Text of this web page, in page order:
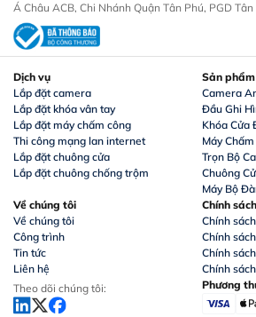
Về chúng tôi
Về chúng tôi
Công trình
Tin tức
Liên hệ
Theo dõi chúng tôi:
Dịch vụ
Lắp đặt camera
Lắp đặt khóa vân tay
Lắp đặt máy chấm công
Thi công mạng lan internet
Lắp đặt chuông cửa
Lắp đặt chuông chống trộm
Sản phẩm
Camera
Đầu Ghi
Khóa Cửa
Máy
Trọn Bộ
Chuông
Máy Bộ
Chính sách
Chính
Chính
Chính
Chính
Phương
Á Châu ACB, Chi Nhánh Quận Tân Phú, PGD Tân